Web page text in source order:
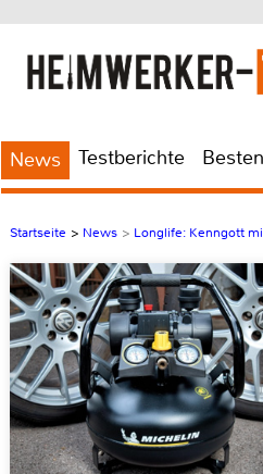
News Testberichte
Startseite > News > Longlife: Kenngott